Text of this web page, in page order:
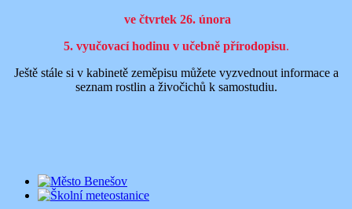
ve čtvrtek 26. února
5. vyučovací hodinu v učebně přírodopisu.
Ještě stále si v kabinetě zeměpisu můžete vyzvednout informace a
seznam rostlin a živočichů k samostudiu.